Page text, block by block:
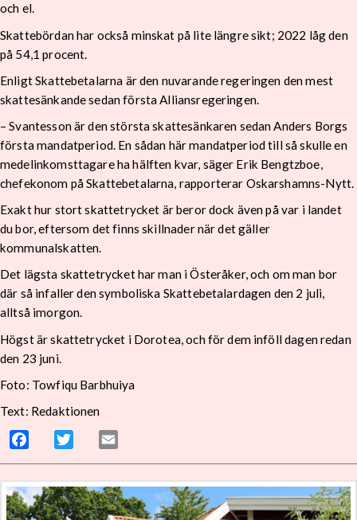
och el.
Skattebördan har också minskat på lite längre sikt; 2022 låg den
på 54,1 procent.
Enligt Skattebetalarna är den nuvarande regeringen den mest
skattesänkande sedan första Alliansregeringen.
– Svantesson är den största skattesänkaren sedan Anders Borgs
första mandatperiod. En sådan här mandatperiod till så skulle en
medelinkomsttagare ha hälften kvar, säger Erik Bengtzboe,
chefekonom på Skattebetalarna, rapporterar Oskarshamns-Nytt.
Exakt hur stort skattetrycket är beror dock även på var i landet
du bor, eftersom det finns skillnader när det gäller
kommunalskatten.
Det lägsta skattetrycket har man i Österåker, och om man bor
där så infaller den symboliska Skattebetalardagen den 2 juli,
alltså imorgon.
Högst är skattetrycket i Dorotea, och för dem inföll dagen redan
den 23 juni.
Foto: Towfiqu Barbhuiya
Text: Redaktionen
Facebook Twitter